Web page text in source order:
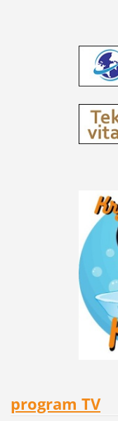
program TV